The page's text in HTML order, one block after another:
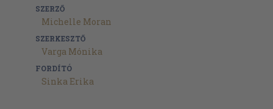
SZERZŐ
Michelle Moran
SZERKESZTŐ
Varga Mónika
FORDÍTÓ
Sinka Erika